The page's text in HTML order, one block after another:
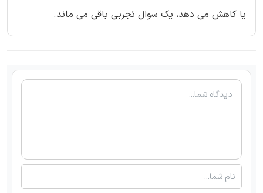
یا کاهش می دهد، یک سوال تجربی باقی می ماند.